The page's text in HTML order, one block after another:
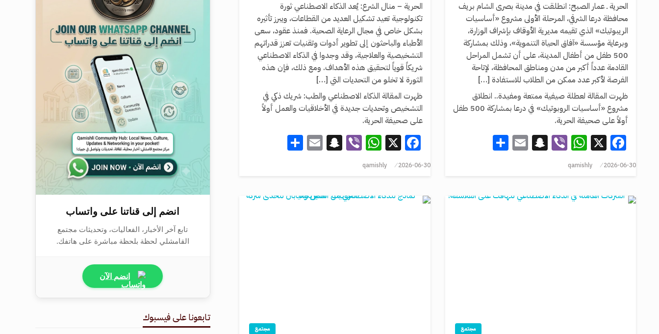
الحرية ـ عمار الصبح: انطلقت في مدينة بصرى الشام بريف
محافظة درعا الشرقي، المرحلة الأولى مشروع «أساسيات
الريبوتيك» الذي تقيمه مديرية الأوقاف بإشراف الوزارة،
وبرعاية مؤسسة «آفاق الحياة التنموية»، وذلك بمشاركة
500 طفل من أطفال المدينة، على أن تشمل المراحل
القادمة عدداً أكبر من مدن ومناطق المحافظة، لإتاحة
الفرصة لأكبر عدد ممكن من الطلاب للاستفادة […]
ظهرت المقالة لعطلة صيفية ممتعة ومفيدة.. انطلاق
مشروع «أساسيات الروبوتيك» في درعا بمشاركة 500 طفل
أولاً على صحيفة الحرية.
Facebook
X
WhatsApp
Viber
Snapchat
Email
2026-06-30
qamishly
الحرية – منال الشرع: يُعد الذكاء الاصطناعي ثورة
تكنولوجية تعيد تشكيل العديد من القطاعات، ويبرز تأثيره
بشكل خاص في مجال الرعاية الصحية. فمنذ عقود، سعى
الأطباء والباحثون إلى تطوير أدوات وتقنيات تعزز قدراتهم
التشخيصية والعلاجية، وقد وجدوا في الذكاء الاصطناعي
شريكاً قوياً لتحقيق هذه الأهداف. ومع ذلك، فإن هذه
الثورة لا تخلو من التحديات التي […]
ظهرت المقالة الذكاء الاصطناعي والطب: شريك ذكي في
التشخيص وتحديات جديدة في الأخلاقيات والعمل أولاً
على صحيفة الحرية.
Facebook
X
WhatsApp
Viber
Snapchat
Email
2026-06-30
qamishly
مجتمع مجتمع
انضم إلى قناتنا على واتساب
تابع آخر الأخبار، الفعاليات، وتحديثات مجتمع
القامشلي لحظة بلحظة مباشرة على هاتفك.
انضم الآن
تابعونا على فيسبوك